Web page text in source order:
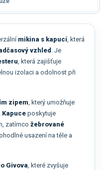
mikina s kapucí, která
vzhled. Je
, která zajišťuje
izolaci a odolnost při
zipem, který umožňuje
Kapuce poskytuje
zatímco žebrované
usazení na těle a
Givova, které zvyšuje